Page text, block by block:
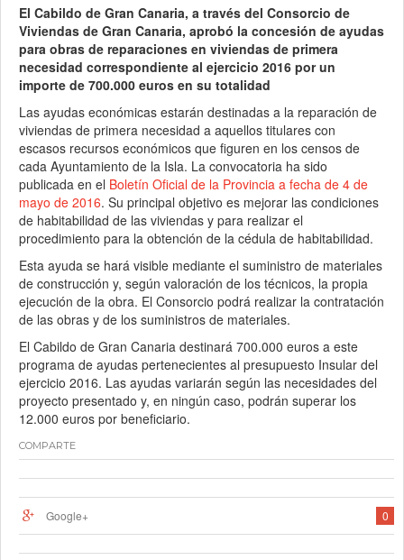
El Cabildo de Gran Canaria, a través del Consorcio de
Viviendas de Gran Canaria, aprobó la concesión de ayudas
para obras de reparaciones en viviendas de primera
necesidad correspondiente al ejercicio 2016 por un
importe de 700.000 euros en su totalidad
Las ayudas económicas estarán destinadas a la reparación de
viviendas de primera necesidad a aquellos titulares con
escasos recursos económicos que figuren en los censos de
cada Ayuntamiento de la Isla. La convocatoria ha sido
publicada en el Boletín Oficial de la Provincia a fecha de 4 de
mayo de 2016. Su principal objetivo es mejorar las condiciones
de habitabilidad de las viviendas y para realizar el
procedimiento para la obtención de la cédula de habitabilidad.
Esta ayuda se hará visible mediante el suministro de materiales
de construcción y, según valoración de los técnicos, la propia
ejecución de la obra. El Consorcio podrá realizar la contratación
de las obras y de los suministros de materiales.
El Cabildo de Gran Canaria destinará 700.000 euros a este
programa de ayudas pertenecientes al presupuesto Insular del
ejercicio 2016. Las ayudas variarán según las necesidades del
proyecto presentado y, en ningún caso, podrán superar los
12.000 euros por beneficiario.
COMPARTE
0
Google+